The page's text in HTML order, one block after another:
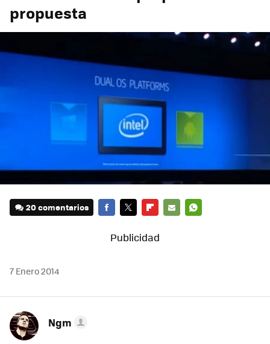
propuesta
20 comentarios
7 Enero 2014
Ngm